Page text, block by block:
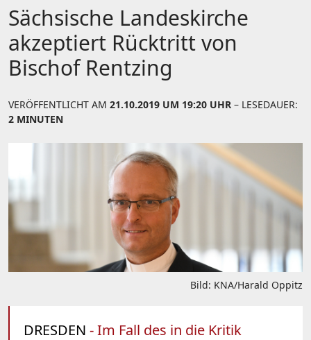
Sächsische Landeskirche
akzeptiert Rücktritt von
Bischof Rentzing
VERÖFFENTLICHT AM 21.10.2019 UM 19:20 UHR – LESEDAUER:
2 MINUTEN
Bild: KNA/Harald Oppitz
DRESDEN - Im Fall des in die Kritik